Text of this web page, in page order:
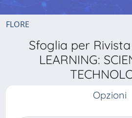
FLORE
Sfoglia per
LEARNING:
Opzioni